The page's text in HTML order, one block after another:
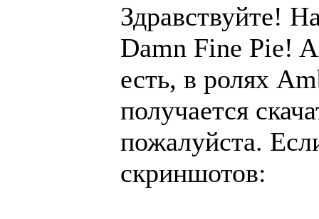
Здравствуйте!
Damn Fine Pie!
есть, в ролях
получается
пожалуйста.
скриншотов: